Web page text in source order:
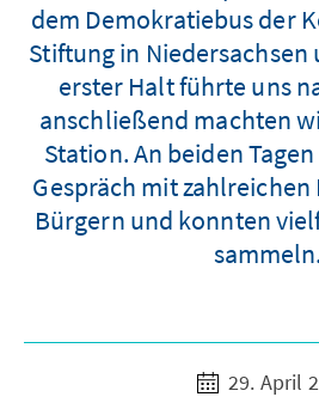
dem Demokratiebus der
Stiftung in Niedersachsen
erster Halt führte uns
anschließend machten
Station. An beiden
Gespräch mit
Bürgern und konnten
sammeln.
29. April